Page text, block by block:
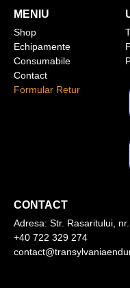
MENIU
Shop
Echipamente
Consumabile
Contact
Formular Retur
CONTACT
Adresa: Str. Rasaritului,
+40 722 329 274